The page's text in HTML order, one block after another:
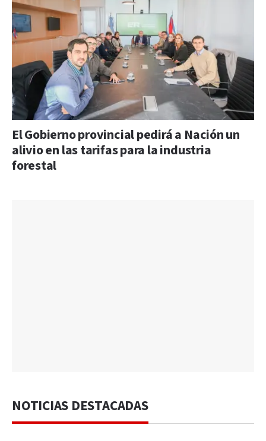
El Gobierno provincial pedirá a Nación un
alivio en las tarifas para la industria
forestal
NOTICIAS DESTACADAS